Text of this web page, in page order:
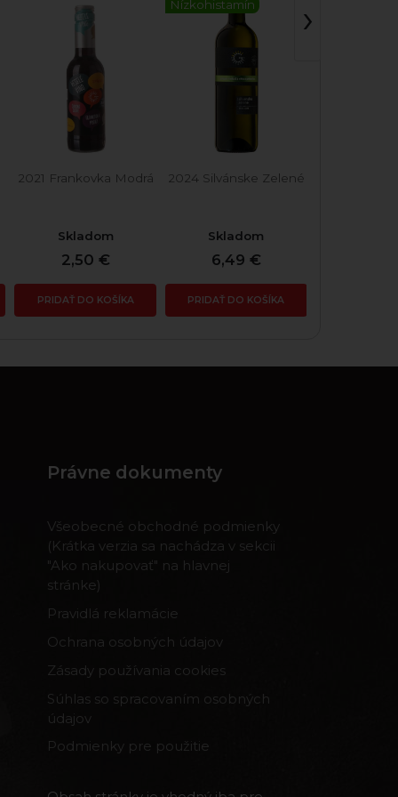
2021 Frankovka Modrá
Skladom
2,50 €
PRIDAŤ DO KOŠÍKA
Nízkohistamín
2024 Silvánske Zelené
Skladom
6,49 €
PRIDAŤ DO KOŠÍKA
›
Právne dokumenty
Všeobecné obchodné podmienky
(Krátka verzia sa nachádza v sekcii
"Ako nakupovať" na hlavnej
stránke)
Pravidlá reklamácie
Ochrana osobných údajov
Zásady používania cookies
Súhlas so spracovaním osobných
údajov
Podmienky pre použitie